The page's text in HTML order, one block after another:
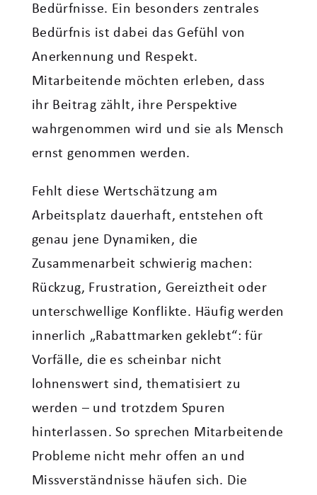
Bedürfnisse. Ein besonders zentrales
Bedürfnis ist dabei das Gefühl von
Anerkennung und Respekt.
Mitarbeitende möchten erleben, dass
ihr Beitrag zählt, ihre Perspektive
wahrgenommen wird und sie als Mensch
ernst genommen werden.
Fehlt diese Wertschätzung am
Arbeitsplatz dauerhaft, entstehen oft
genau jene Dynamiken, die
Zusammenarbeit schwierig machen:
Rückzug, Frustration, Gereiztheit oder
unterschwellige Konflikte. Häufig werden
innerlich „Rabattmarken geklebt“: für
Vorfälle, die es scheinbar nicht
lohnenswert sind, thematisiert zu
werden – und trotzdem Spuren
hinterlassen. So sprechen Mitarbeitende
Probleme nicht mehr offen an und
Missverständnisse häufen sich. Die